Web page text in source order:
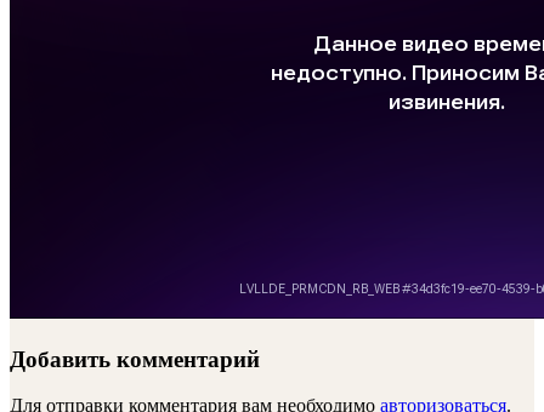
Добавить комментарий
Для отправки комментария вам необходимо авторизоваться.